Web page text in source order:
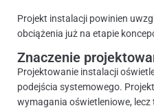
Projekt instalacji powinien
obciążenia już na etapie
Znaczenie
Projektowanie instalacji
podejścia systemowego.
wymagania oświetleniowe, lecz